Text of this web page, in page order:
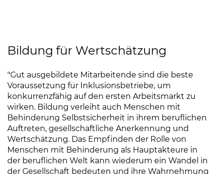
Bildung für Wertschätzung
"Gut ausgebildete Mitarbeitende sind die beste
Voraussetzung für Inklusionsbetriebe, um
konkurrenzfähig auf den ersten Arbeitsmarkt zu
wirken. Bildung verleiht auch Menschen mit
Behinderung Selbstsicherheit in ihrem beruflichen
Auftreten, gesellschaftliche Anerkennung und
Wertschätzung. Das Empfinden der Rolle von
Menschen mit Behinderung als Hauptakteure in
der beruflichen Welt kann wiederum ein Wandel in
der Gesellschaft bedeuten und ihre Wahrnehmung